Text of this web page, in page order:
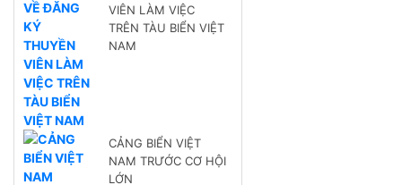
VIÊN LÀM VIỆC
TRÊN TÀU BIỂN VIỆT
NAM
CẢNG BIỂN VIỆT
NAM TRƯỚC CƠ HỘI
LỚN